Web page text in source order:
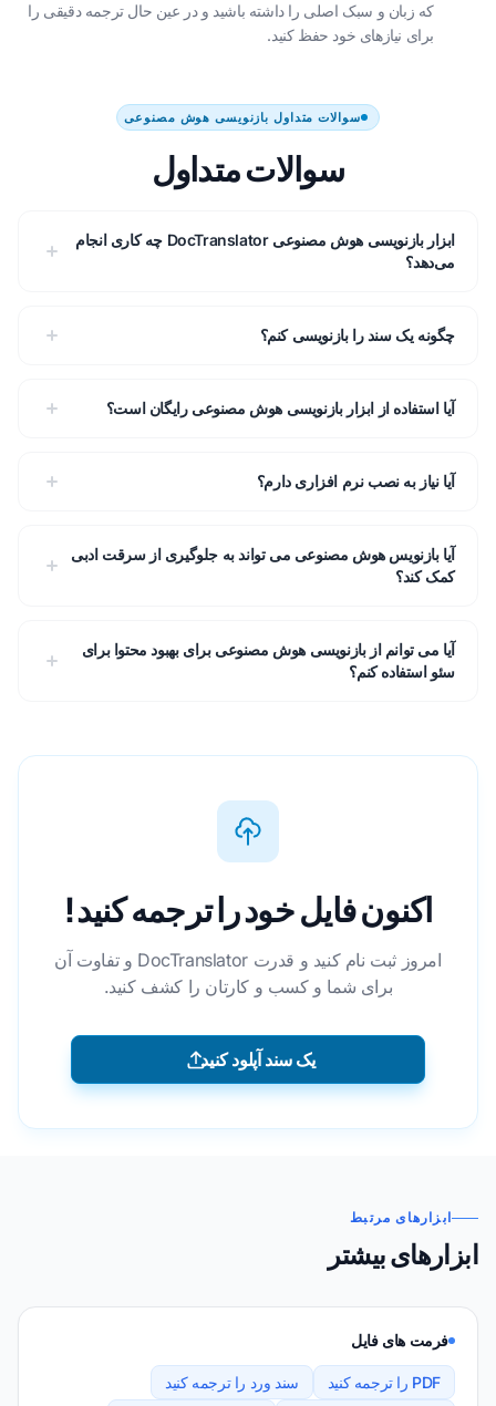
که زبان و سبک اصلی را داشته باشید و در عین حال ترجمه دقیقی را
برای نیازهای خود حفظ کنید.
سوالات متداول بازنویسی هوش مصنوعی
سوالات متداول
ابزار بازنویسی هوش مصنوعی DocTranslator چه کاری انجام
می‌دهد؟
چگونه یک سند را بازنویسی کنم؟
آیا استفاده از ابزار بازنویسی هوش مصنوعی رایگان است؟
آیا نیاز به نصب نرم افزاری دارم؟
آیا بازنویس هوش مصنوعی می تواند به جلوگیری از سرقت ادبی
کمک کند؟
آیا می توانم از بازنویسی هوش مصنوعی برای بهبود محتوا برای
سئو استفاده کنم؟
اکنون فایل خود را ترجمه کنید!
امروز ثبت نام کنید و قدرت DocTranslator و تفاوت آن
برای شما و کسب و کارتان را کشف کنید.
یک سند آپلود کنید
ابزارهای مرتبط
ابزارهای بیشتر
فرمت های فایل
PDF را ترجمه کنید
سند ورد را ترجمه کنید